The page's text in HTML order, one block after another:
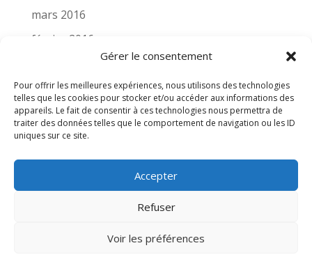
Gérer le consentement
Pour offrir les meilleures expériences, nous utilisons des technologies
telles que les cookies pour stocker et/ou accéder aux informations des
appareils. Le fait de consentir à ces technologies nous permettra de
traiter des données telles que le comportement de navigation ou les ID
uniques sur ce site.
Accepter
Refuser
Voir les préférences
mars 2016
février 2016
novembre 2015
octobre 2015
septembre 2015
août 2015
Crédit photo : ird & jme | Copyright 2021
Isabelle Ruiz-Dammron | Tous droits réservés